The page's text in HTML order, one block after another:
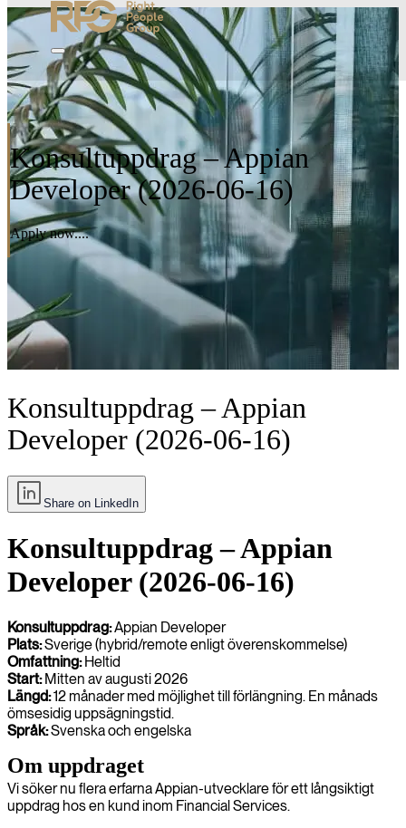
Konsultuppdrag – Appian
Developer (2026-06-16)
Apply now....
Konsultuppdrag – Appian
Developer (2026-06-16)
Share on LinkedIn
Konsultuppdrag – Appian
Developer (2026-06-16)
Konsultuppdrag:Appian Developer
Plats:Sverige (hybrid/remote enligt överenskommelse)
Omfattning:Heltid
Start:Mitten av augusti 2026
Längd:12 månader med möjlighet till förlängning. En månads
ömsesidig uppsägningstid.
Språk:Svenska och engelska
Om uppdraget
Vi söker nu flera erfarna Appian-utvecklare för ett långsiktigt
uppdrag hos en kund inom Financial Services.